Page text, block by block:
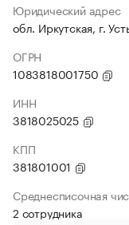
Юридический адрес
обл. Иркутская, г.
ОГРН
1083818001750
ИНН
3818025025
КПП
381801001
Среднесписочная
2 сотрудника